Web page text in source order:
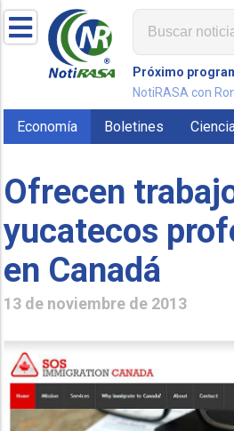
Próximo
NotiRASA con
Economía Boletines
Ofrecen
yucatecos
en Canadá
13 de noviembre de 2013